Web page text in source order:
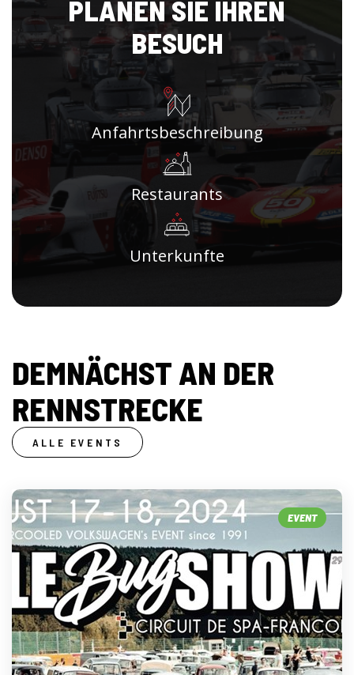
PLANEN SIE IHREN
BESUCH
Anfahrtsbeschreibung
Restaurants
Unterkunfte
DEMNÄCHST AN DER
RENNSTRECKE
ALLE EVENTS
EVENT